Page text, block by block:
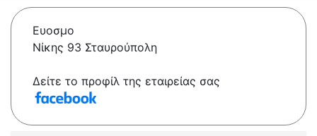
Ευοσμο
Νίκης 93 Σταυρούπολη
Δείτε το προφίλ της εταιρείας σας